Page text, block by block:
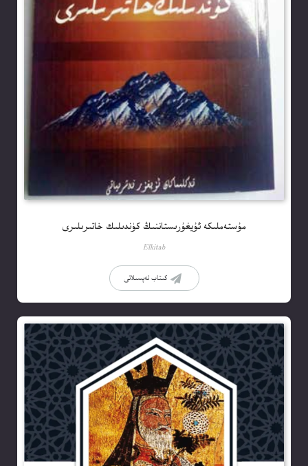
مۇستەملىكە ئۇيغۇرىستاننىڭ كۈندىلىك خاتىرىلىرى
Elkitab
كىتاب تەپسىلاتى